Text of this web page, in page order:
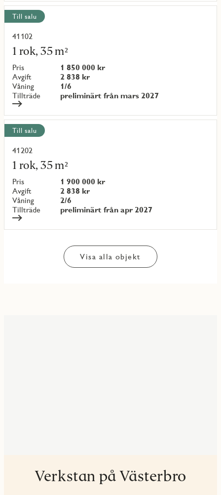
Till salu
41102
1 rok, 35 m²
Pris
1 850 000 kr
Avgift
2 838 kr
Våning
1/6
Tillträde
preliminärt från mars 2027
Läs
mer
om
objekt
{objectNumber}
Till salu
41202
1 rok, 35 m²
Pris
1 900 000 kr
Avgift
2 838 kr
Våning
2/6
Tillträde
preliminärt från apr 2027
Läs
mer
om
objekt
{objectNumber}
Visa alla objekt
Verkstan på Västerbro